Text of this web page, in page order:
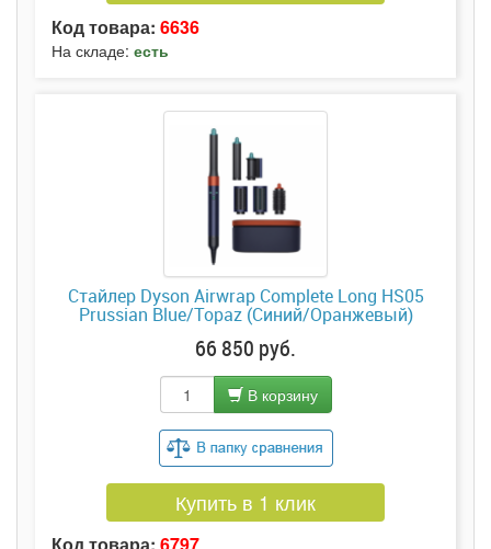
Код товара: 6636
На складе: есть
Стайлер Dyson Airwrap Complete Long HS05
Prussian Blue/Topaz (Синий/Оранжевый)
66 850 руб.
В корзину
Купить в 1 клик
Код товара: 6797